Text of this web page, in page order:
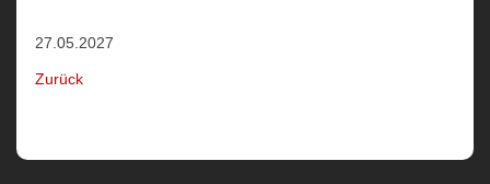
27.05.2027
Zurück